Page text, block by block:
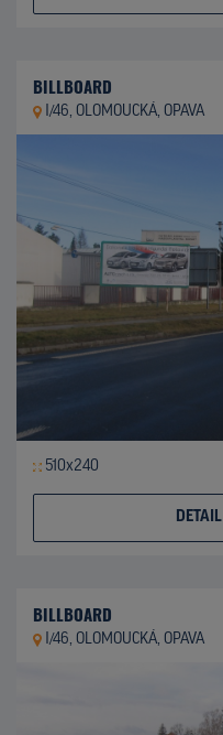
BILLBOARD
I/46, OLOMOUCKÁ, OPAVA
510x240
DETAIL
BILLBOARD
I/46, OLOMOUCKÁ, OPAVA